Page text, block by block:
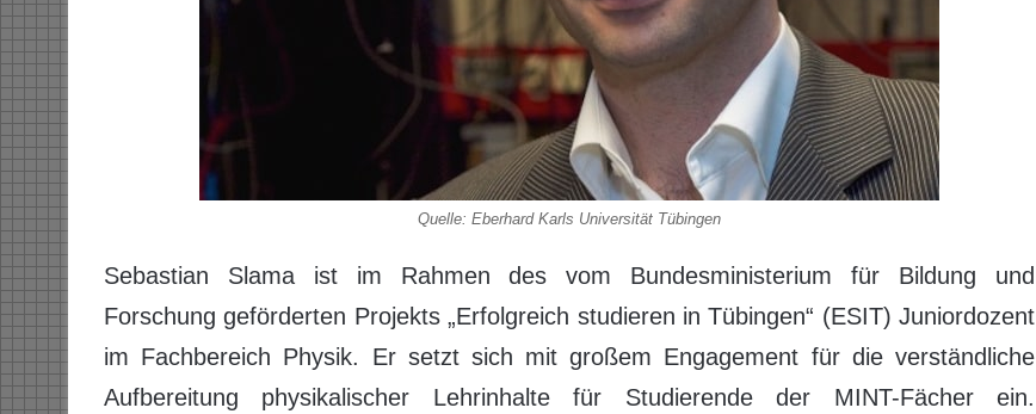
Quelle: Eberhard Karls Universität Tübingen
Sebastian Slama ist im Rahmen des vom Bundesministerium für Bildung und
Forschung geförderten Projekts „Erfolgreich studieren in Tübingen“ (ESIT) Juniordozent
im Fachbereich Physik. Er setzt sich mit großem Engagement für die verständliche
Aufbereitung physikalischer Lehrinhalte für Studierende der MINT-Fächer ein.